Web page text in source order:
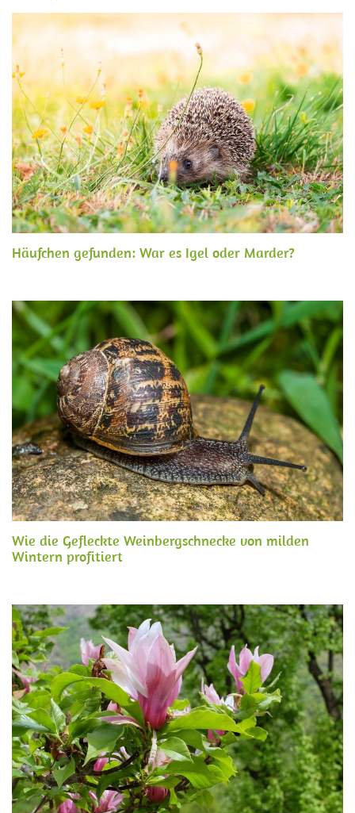
Häufchen gefunden: War es Igel oder Marder?
Wie die Gefleckte Weinbergschnecke von milden
Wintern profitiert